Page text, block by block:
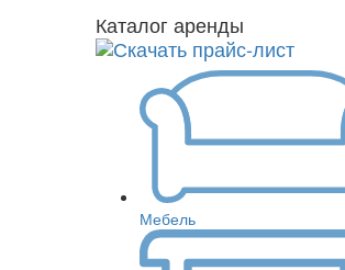
Каталог аренды
Мебель